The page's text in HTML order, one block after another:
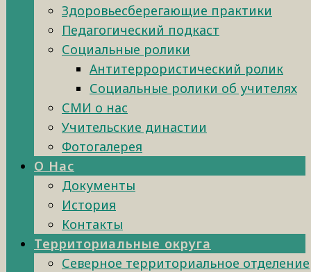
Здоровьесберегающие практики
Педагогический подкаст
Социальные ролики
Антитеррористический ролик
Социальные ролики об учителях
СМИ о нас
Учительские династии
Фотогалерея
О Нас
Документы
История
Контакты
Территориальные округа
Северное территориальное отделение